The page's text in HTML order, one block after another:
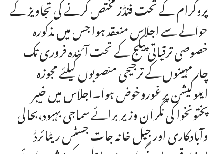
پروگرام کے تحت فنڈز مختص کرنے کی تجاویز کے
حوالے سے اجلاس منعقد ہوا جس میں مذکورہ
خصوصی ترقیاتی پیکج کے تحت آئندہ فروری تک
چار مہینوں کے ترجیحی منصوبوں کیلئے مجوزہ
ایلوکیشن پر غوروخوض ہوا۔اجلاس میں خیبر
پختونخوا کی نگران وزیر برائے سماجی بہبود،بحالی
وآبادکاری اور جیل خانہ جات جسٹس ریٹائرڈ